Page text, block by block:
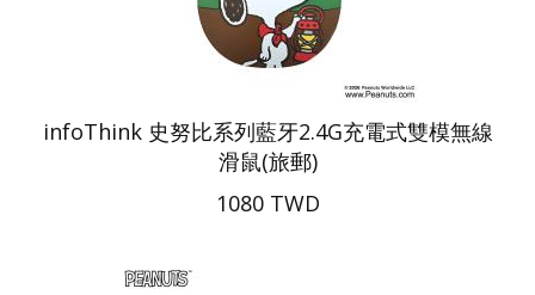
infoThink 史努比系列藍牙2.4G充電式雙模無線
滑鼠(旅郵)
1080 TWD